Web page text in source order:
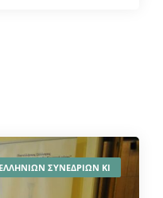
ΣΥΝΕΔΡΙΩΝ ΚΙ